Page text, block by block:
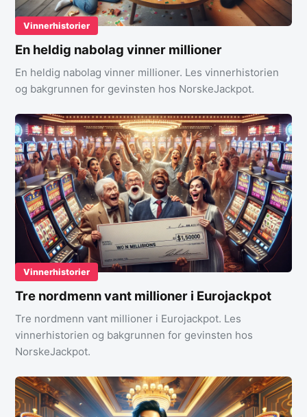
Vinnerhistorier
En heldig nabolag vinner millioner
En heldig nabolag vinner millioner. Les vinnerhistorien
og bakgrunnen for gevinsten hos NorskeJackpot.
Vinnerhistorier
Tre nordmenn vant millioner i Eurojackpot
Tre nordmenn vant millioner i Eurojackpot. Les
vinnerhistorien og bakgrunnen for gevinsten hos
NorskeJackpot.